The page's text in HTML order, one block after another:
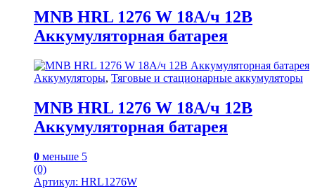
MNB HRL 1276 W 18А/ч 12В
Аккумуляторная батарея
Аккумуляторы, Тяговые и стационарные аккумуляторы
MNB HRL 1276 W 18А/ч 12В
Аккумуляторная батарея
0 меньше 5
(0)
Артикул: HRL1276W